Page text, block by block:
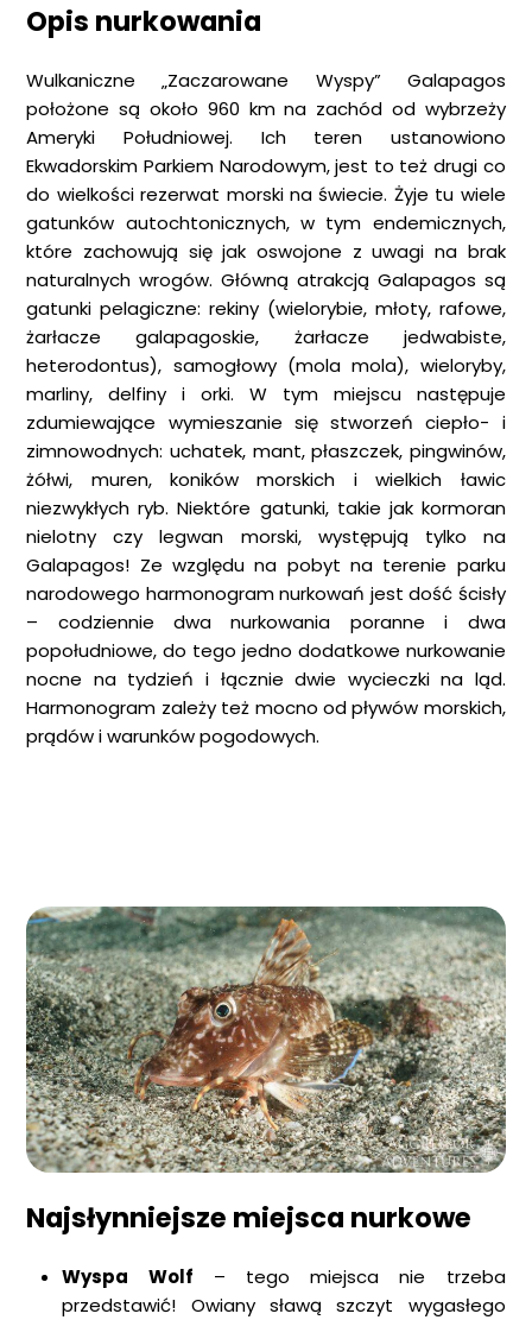
Opis nurkowania
Wulkaniczne „Zaczarowane Wyspy” Galapagos
położone są około 960 km na zachód od wybrzeży
Ameryki Południowej. Ich teren ustanowiono
Ekwadorskim Parkiem Narodowym, jest to też drugi co
do wielkości rezerwat morski na świecie. Żyje tu wiele
gatunków autochtonicznych, w tym endemicznych,
które zachowują się jak oswojone z uwagi na brak
naturalnych wrogów. Główną atrakcją Galapagos są
gatunki pelagiczne: rekiny (wielorybie, młoty, rafowe,
żarłacze galapagoskie, żarłacze jedwabiste,
heterodontus), samogłowy (mola mola), wieloryby,
marliny, delfiny i orki. W tym miejscu następuje
zdumiewające wymieszanie się stworzeń ciepło- i
zimnowodnych: uchatek, mant, płaszczek, pingwinów,
żółwi, muren, koników morskich i wielkich ławic
niezwykłych ryb. Niektóre gatunki, takie jak kormoran
nielotny czy legwan morski, występują tylko na
Galapagos! Ze względu na pobyt na terenie parku
narodowego harmonogram nurkowań jest dość ścisły
– codziennie dwa nurkowania poranne i dwa
popołudniowe, do tego jedno dodatkowe nurkowanie
nocne na tydzień i łącznie dwie wycieczki na ląd.
Harmonogram zależy też mocno od pływów morskich,
prądów i warunków pogodowych.
Najsłynniejsze miejsca nurkowe
Wyspa Wolf – tego miejsca nie trzeba
przedstawić! Owiany sławą szczyt wygasłego